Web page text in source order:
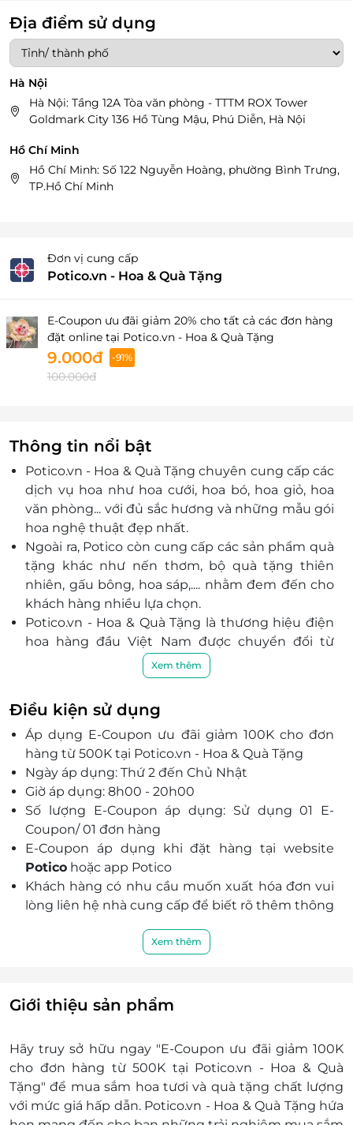
Địa điểm sử dụng
Hà Nội
Hà Nội: Tầng 12A Tòa văn phòng - TTTM ROX Tower
Goldmark City 136 Hồ Tùng Mậu, Phú Diễn, Hà Nội
Hồ Chí Minh
Hồ Chí Minh: Số 122 Nguyễn Hoàng, phường Bình Trưng,
TP.Hồ Chí Minh
Đơn vị cung cấp
Potico.vn - Hoa & Quà Tặng
E-Coupon ưu đãi giảm 20% cho tất cả các đơn hàng
đặt online tại Potico.vn - Hoa & Quà Tặng
9.000đ -91%
100.000đ
Thông tin nổi bật
Potico.vn - Hoa & Quà Tặng chuyên cung cấp các
dịch vụ hoa như hoa cưới, hoa bó, hoa giỏ, hoa
văn phòng... với đủ sắc hương và những mẫu gói
hoa nghệ thuật đẹp nhất.
Ngoài ra, Potico còn cung cấp các sản phẩm quà
tặng khác như nến thơm, bộ quà tặng thiên
nhiên, gấu bông, hoa sáp,.... nhằm đem đến cho
khách hàng nhiều lựa chọn.
Potico.vn - Hoa & Quà Tặng là thương hiệu điện
hoa hàng đầu Việt Nam được chuyển đổi từ
thương hiệu FlowerStore.vn với mong muốn
đem đến trải nghiệm tốt hơn cho khách hàng.
Đội ngũ nhân viên chuyên nghiệp và tận tình, từ
việc tư vấn cho đến việc chăm sóc khách
hàng,Potico.vn - Hoa & Quà Tặng luôn cam kết
mang đến dịch vụ tốt nhất để đáp ứng mọi nhu
cầu của quý khách hàng.
Xem thêm
Điều kiện sử dụng
Áp dụng E-Coupon ưu đãi giảm 100K cho đơn
hàng từ 500K tại Potico.vn - Hoa & Quà Tặng
Ngày áp dụng: Thứ 2 đến Chủ Nhật
Giờ áp dụng: 8h00 - 20h00
Số lượng E-Coupon áp dụng: Sử dụng 01 E-
Coupon/ 01 đơn hàng
E-Coupon áp dụng khi đặt hàng tại website
Potico hoặc app Potico
Khách hàng có nhu cầu muốn xuất hóa đơn vui
lòng liên hệ nhà cung cấp để biết rõ thêm thông
Hotline: 1900 633 537 hoặc Hotline LifeLink
Bước 1: Khách hàng chọn sản phẩm mua
hàng trực tiếp tại
mục nhập mã khuyến mãi giảm giá để được
áp dụng ưu đãi.
Bước 3: Khách hàng điền thông tin liên hệ số
điện thoại & địa chỉ nhận hàng trên website.
Xem thêm
Giới thiệu sản phẩm
Hãy truy sở hữu ngay "E-Coupon ưu đãi giảm 100K
cho đơn hàng từ 500K tại Potico.vn - Hoa & Quà
Tặng" để mua sắm hoa tươi và quà tặng chất lượng
với mức giá hấp dẫn. Potico.vn - Hoa & Quà Tặng hứa